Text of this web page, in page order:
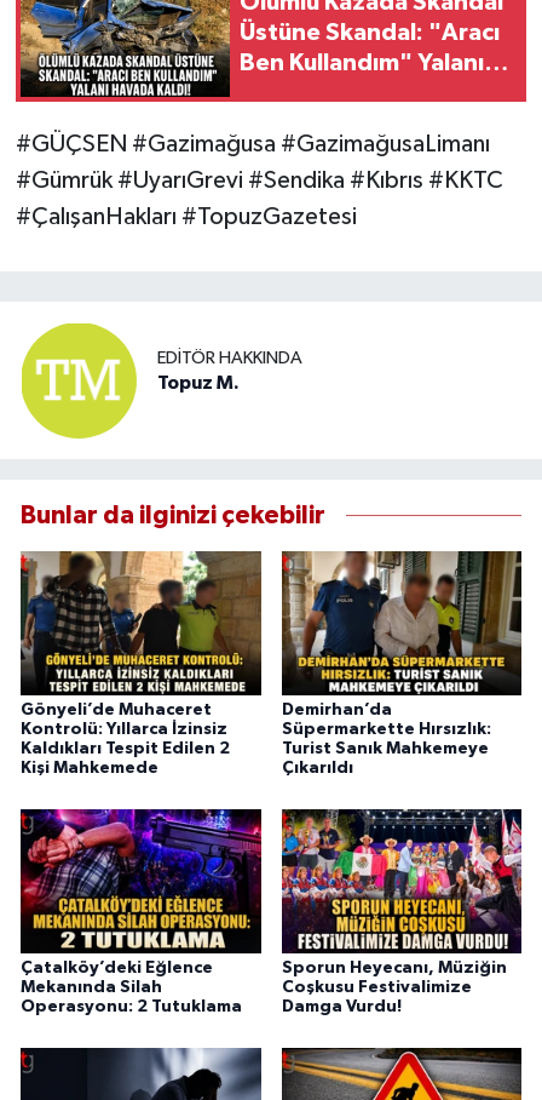
Üstüne Skandal: "Aracı
Ben Kullandım" Yalanı
#GÜÇSEN #Gazimağusa #GazimağusaLimanı
#Gümrük #UyarıGrevi #Sendika #Kıbrıs #KKTC
#ÇalışanHakları #TopuzGazetesi
EDITÖR HAKKINDA
Topuz M.
Bunlar da ilginizi çekebilir
Gönyeli’de Muhaceret
Kontrolü: Yıllarca İzinsiz
Kaldıkları Tespit Edilen 2
Kişi Mahkemede
Demirhan’da
Süpermarkette Hırsızlık:
Turist Sanık Mahkemeye
Çıkarıldı
Çatalköy’deki Eğlence
Mekanında Silah
Operasyonu: 2 Tutuklama
Sporun Heyecanı, Müziğin
Coşkusu Festivalimize
Damga Vurdu!